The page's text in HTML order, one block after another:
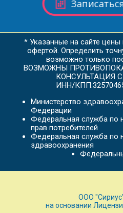
* Указанные на сайте цены
офертой. Определить
возможно только
ВОЗМОЖНЫ
КОНСУЛЬТАЦИЯ
ИНН/
Министерство
Федерации
Федеральная служба по
прав потребителей
Федеральная служба по
здравоохранения
ООО
на основании